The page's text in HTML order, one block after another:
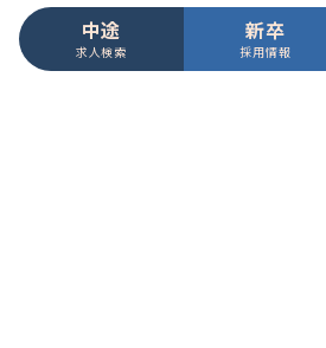
中途
求人検索
新卒
採用情報
め
【第三者への提供】